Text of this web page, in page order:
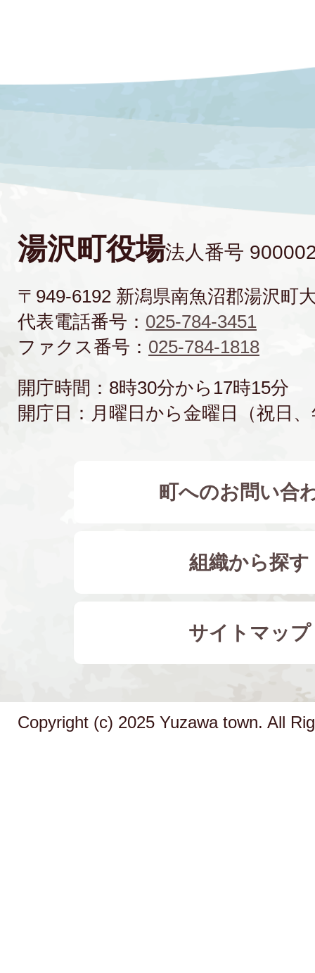
湯沢町役場法人番号
〒949-6192 新潟県南魚沼郡湯沢町
代表電話番号： 025-784-3451
ファクス番号： 025-784-1818
開庁時間：8時30分から17時15分
開庁日：月曜日から金曜日（祝日
町へのお問い合
組織から探す
サイトマップ
Copyright (c) 2025 Yuzawa town. All